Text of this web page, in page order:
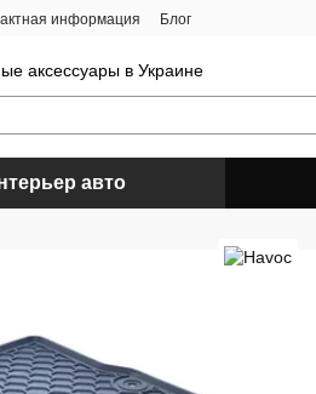
информация Блог
аксессуары в Украине
авто